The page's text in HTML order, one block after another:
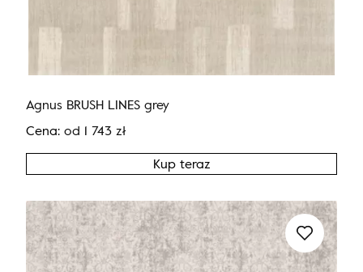
Agnus BRUSH LINES grey
Cena: od 1 743 zł
Kup teraz